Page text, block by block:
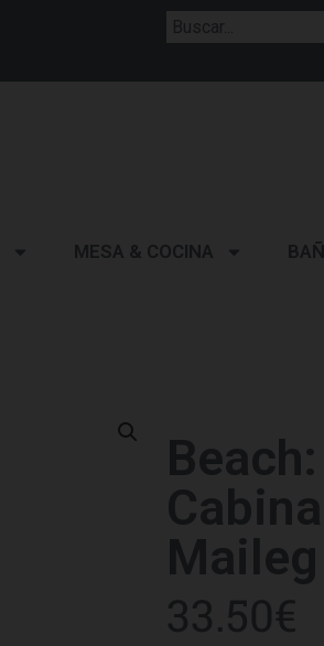
MESA & COCINA
Maileg
33.50€